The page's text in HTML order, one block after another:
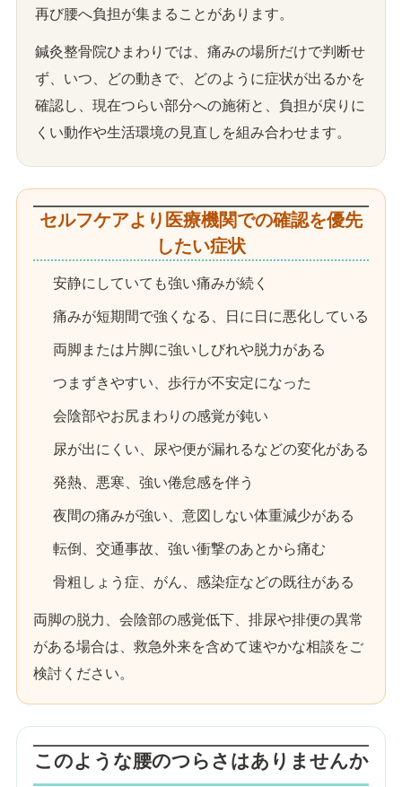
再び腰へ負担が集まることがあります。
鍼灸整骨院ひまわりでは、痛みの場所だけで判断せ
ず、いつ、どの動きで、どのように症状が出るかを
確認し、現在つらい部分への施術と、負担が戻りに
くい動作や生活環境の見直しを組み合わせます。
セルフケアより医療機関での確認を優先
したい症状
安静にしていても強い痛みが続く
痛みが短期間で強くなる、日に日に悪化している
両脚または片脚に強いしびれや脱力がある
つまずきやすい、歩行が不安定になった
会陰部やお尻まわりの感覚が鈍い
尿が出にくい、尿や便が漏れるなどの変化がある
発熱、悪寒、強い倦怠感を伴う
夜間の痛みが強い、意図しない体重減少がある
転倒、交通事故、強い衝撃のあとから痛む
骨粗しょう症、がん、感染症などの既往がある
両脚の脱力、会陰部の感覚低下、排尿や排便の異常
がある場合は、救急外来を含めて速やかな相談をご
検討ください。
このような腰のつらさはありませんか